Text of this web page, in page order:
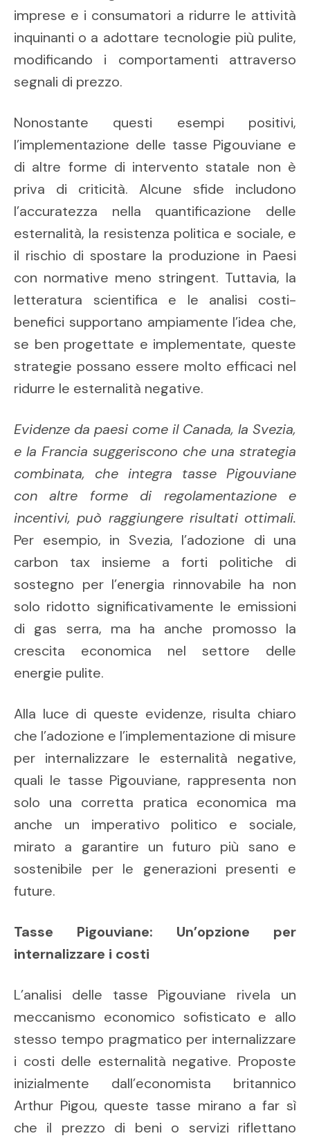
imprese e i consumatori a ridurre le attività
inquinanti o a adottare tecnologie più pulite,
modificando i comportamenti attraverso
segnali di prezzo.
Nonostante questi esempi positivi,
l’implementazione delle tasse Pigouviane e
di altre forme di intervento statale non è
priva di criticità. Alcune sfide includono
l’accuratezza nella quantificazione delle
esternalità, la resistenza politica e sociale, e
il rischio di spostare la produzione in Paesi
con normative meno stringent. Tuttavia, la
letteratura scientifica e le analisi costi-
benefici supportano ampiamente l’idea che,
se ben progettate e implementate, queste
strategie possano essere molto efficaci nel
ridurre le esternalità negative.
Evidenze da paesi come il Canada, la Svezia,
e la Francia suggeriscono che una strategia
combinata, che integra tasse Pigouviane
con altre forme di regolamentazione e
incentivi, può raggiungere risultati ottimali.
Per esempio, in Svezia, l’adozione di una
carbon tax insieme a forti politiche di
sostegno per l’energia rinnovabile ha non
solo ridotto significativamente le emissioni
di gas serra, ma ha anche promosso la
crescita economica nel settore delle
energie pulite.
Alla luce di queste evidenze, risulta chiaro
che l’adozione e l’implementazione di misure
per internalizzare le esternalità negative,
quali le tasse Pigouviane, rappresenta non
solo una corretta pratica economica ma
anche un imperativo politico e sociale,
mirato a garantire un futuro più sano e
sostenibile per le generazioni presenti e
future.
Tasse Pigouviane: Un’opzione per
internalizzare i costi
L’analisi delle tasse Pigouviane rivela un
meccanismo economico sofisticato e allo
stesso tempo pragmatico per internalizzare
i costi delle esternalità negative. Proposte
inizialmente dall’economista britannico
Arthur Pigou, queste tasse mirano a far sì
che il prezzo di beni o servizi riflettano